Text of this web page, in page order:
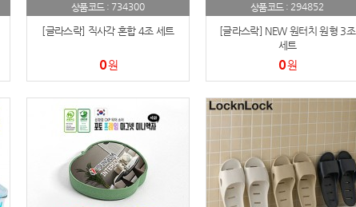
상품코드 : 734300
[글라스락] 직사각 혼합 4조 세트
0원
상품코드 : 294852
[글라스락] NEW 원터치 원형 3조
세트
0원